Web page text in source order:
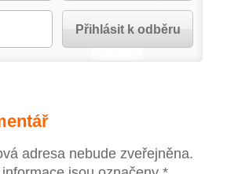
adresa nebude zveřejněna.